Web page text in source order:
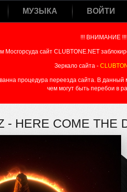
МУЗЫКА ВОЙТИ
!!! ВНИМАНИЕ !!!
Мосгорсуда сайт CLUBTONE.NET
Зеркало сайта -
процедура переезда сайта. В данный
чем могут быть перебои в
- HERE COME THE